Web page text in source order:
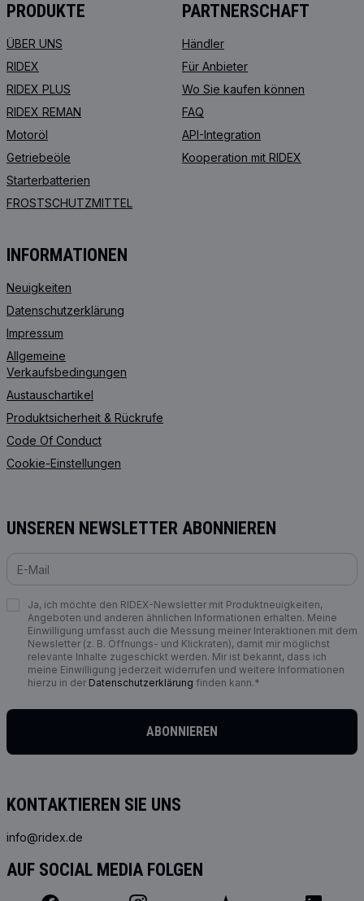
PRODUKTE
ÜBER UNS
RIDEX
RIDEX PLUS
RIDEX REMAN
Motoröl
Getriebeöle
Starterbatterien
FROSTSCHUTZMITTEL
PARTNERSCHAFT
Händler
Für Anbieter
Wo Sie kaufen können
FAQ
API-Integration
Kooperation mit RIDEX
INFORMATIONEN
Neuigkeiten
Datenschutzerklärung
Impressum
Allgemeine
Verkaufsbedingungen
Austauschartikel
Produktsicherheit & Rückrufe
Code Of Conduct
Cookie-Einstellungen
KONTAKTIEREN SIE UNS
info@ridex.de
AUF SOCIAL MEDIA FOLGEN
UNSEREN NEWSLETTER ABONNIEREN
Ja, ich möchte den RIDEX-Newsletter mit Produktneuigkeiten,
Angeboten und anderen ähnlichen Informationen erhalten. Meine
Einwilligung umfasst auch die Messung meiner Interaktionen mit dem
Newsletter (z. B. Öffnungs- und Klickraten), damit mir möglichst
relevante Inhalte zugeschickt werden. Mir ist bekannt, dass ich
meine Einwilligung jederzeit widerrufen und weitere Informationen
hierzu in der Datenschutzerklärung finden kann.*
ABONNIEREN